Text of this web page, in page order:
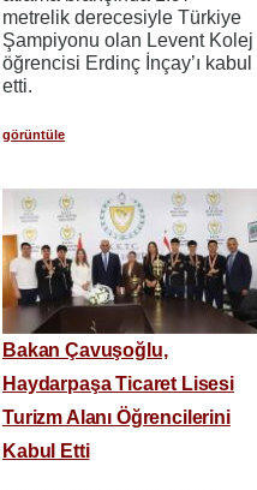
metrelik derecesiyle Türkiye
Şampiyonu olan Levent Kolej
öğrencisi Erdinç İnçay’ı kabul
etti.
görüntüle
Bakan Çavuşoğlu,
Haydarpaşa Ticaret Lisesi
Turizm Alanı Öğrencilerini
Kabul Etti